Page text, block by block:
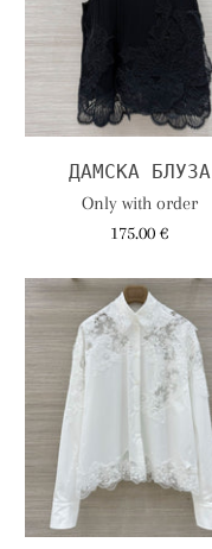
ДАМСКА БЛУЗА
Only with order
175.00 €